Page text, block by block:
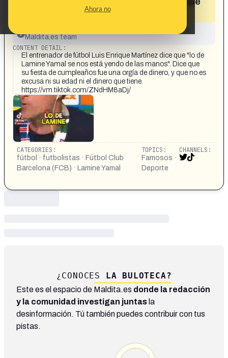
Ahora no
"se nos está yendo de las manos"»
This content has not yet been investigated by the
Maldita.es team
CONTENT DETAIL:
El entrenador de fútbol Luis Enrique Martínez dice que "lo de
Lamine Yamal se nos está yendo de las manos". Dice que
su fiesta de cumpleaños fue una orgía de dinero, y que no es
excusa ni su edad ni el dinero que tiene.
https://vm.tiktok.com/ZNdHM8aDj/
CATEGORIES:
fútbol · futbolistas · Fútbol Club
Barcelona (FCB) · Lamine Yamal
TOPICS:
Famosos ·
Deporte
CHANNELS:
¿CONOCES LA BULOTECA?
Este es el espacio de Maldita.es donde la redacción
y la comunidad investigan juntas la
desinformación. Tú también puedes contribuir con tus
pistas.